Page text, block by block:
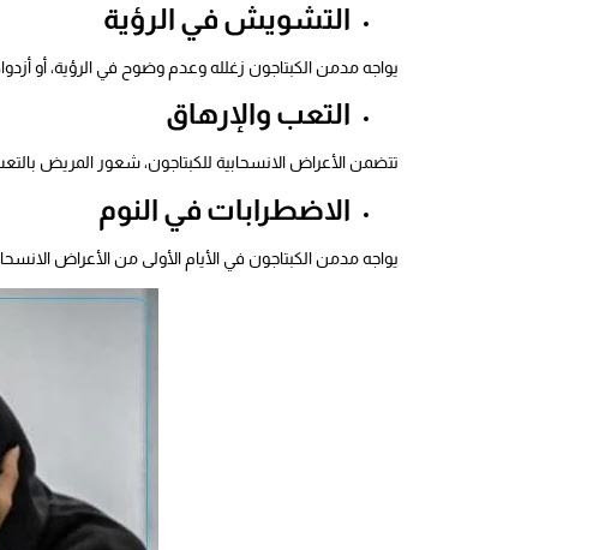
التشويش في الرؤية
يواجه مدمن الكبتاجون زغلله وعدم وضوح في الرؤية، أو
التعب والإرهاق
تتضمن الأعراض الانسحابية للكبتاجون، شعور المريض
الاضطرابات في النوم
يواجه مدمن الكبتاجون في الأيام الأولى من الأعراض